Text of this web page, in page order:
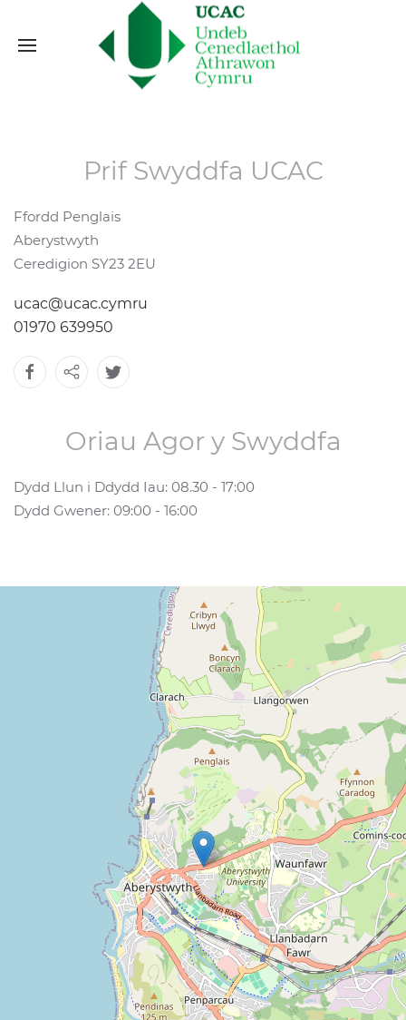
Prif Swyddfa UCAC
Ffordd Penglais
Aberystwyth
Ceredigion SY23 2EU
ucac@ucac.cymru
01970 639950
Oriau Agor y Swyddfa
Dydd Llun i Ddydd Iau: 08.30 - 17:00
Dydd Gwener: 09:00 - 16:00